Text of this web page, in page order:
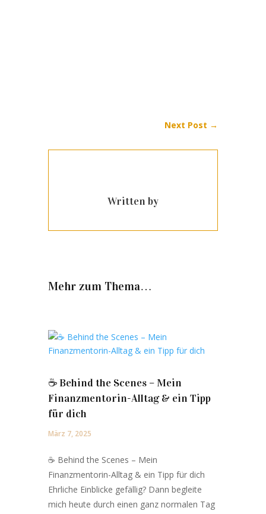
Next Post →
Written by
Mehr zum Thema…
☕️ Behind the Scenes – Mein
Finanzmentorin-Alltag & ein Tipp
für dich
März 7, 2025
☕️ Behind the Scenes – Mein
Finanzmentorin-Alltag & ein Tipp für dich
Ehrliche Einblicke gefällig? Dann begleite
mich heute durch einen ganz normalen Tag